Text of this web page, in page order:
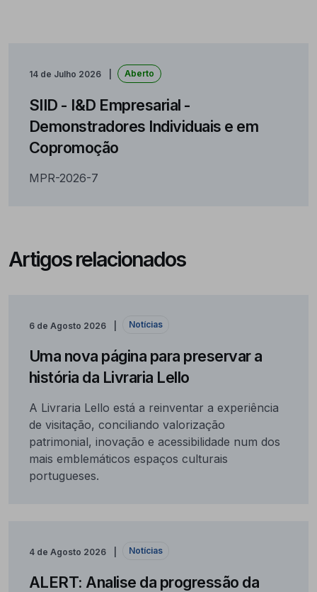
14 de Julho 2026 Aberto
SIID - I&D Empresarial -
Demonstradores Individuais e em
Copromoção
MPR-2026-7
Artigos relacionados
6 de Agosto 2026 Notícias
Uma nova página para preservar a
história da Livraria Lello
A Livraria Lello está a reinventar a experiência
de visitação, conciliando valorização
patrimonial, inovação e acessibilidade num dos
mais emblemáticos espaços culturais
portugueses.
4 de Agosto 2026 Notícias
ALERT: Analise da progressão da